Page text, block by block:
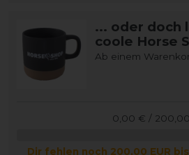
... oder doch
coole Horse
Ab einem
0,00 € /
Dir fehlen noch 200,00 EUR